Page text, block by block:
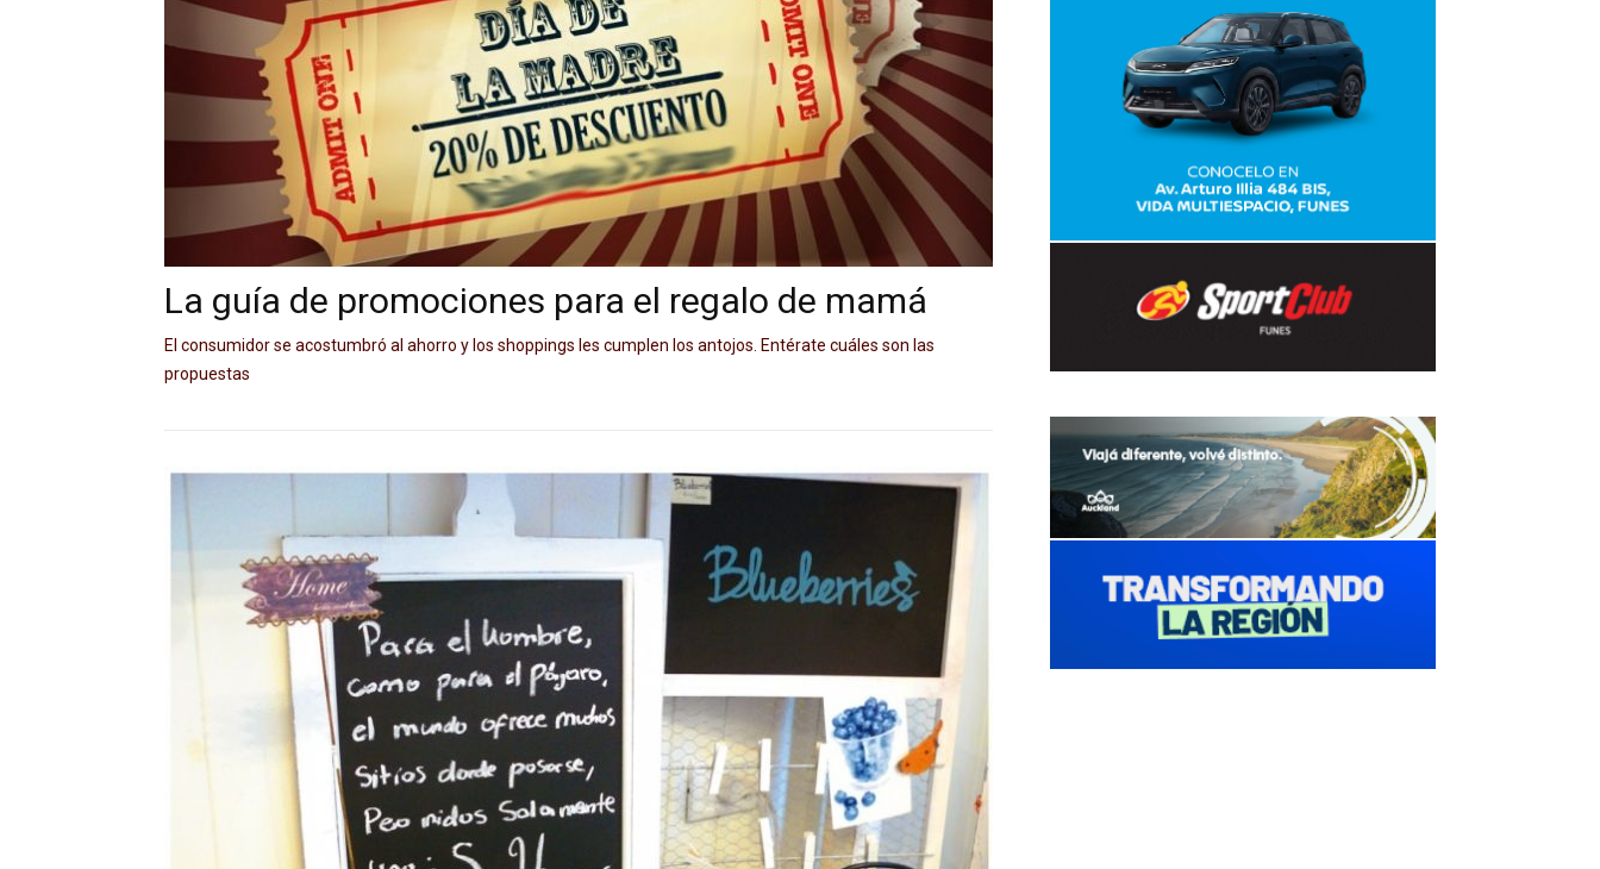
Periodismo
en
serio
La guía de promociones para el regalo de mamá
El consumidor se acostumbró al ahorro y los shoppings les cumplen los antojos. Entérate cuáles son las
propuestas